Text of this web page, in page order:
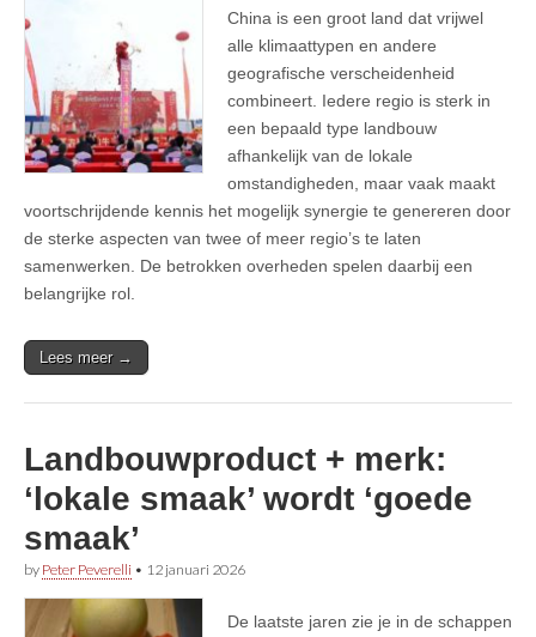
China is een groot land dat vrijwel
alle klimaattypen en andere
geografische verscheidenheid
combineert. Iedere regio is sterk in
een bepaald type landbouw
afhankelijk van de lokale
omstandigheden, maar vaak maakt
voortschrijdende kennis het mogelijk synergie te genereren door
de sterke aspecten van twee of meer regio’s te laten
samenwerken. De betrokken overheden spelen daarbij een
belangrijke rol.
Lees meer →
Landbouwproduct + merk:
‘lokale smaak’ wordt ‘goede
smaak’
by Peter Peverelli • 12 januari 2026
De laatste jaren zie je in de schappen